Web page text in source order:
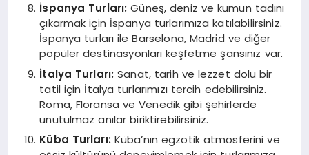
İspanya Turları: Güneş, deniz ve kumun tadını
çıkarmak için İspanya turlarımıza katılabilirsiniz.
İspanya turları ile Barselona, Madrid ve diğer
popüler destinasyonları keşfetme şansınız var.
İtalya Turları: Sanat, tarih ve lezzet dolu bir
tatil için İtalya turlarımızı tercih edebilirsiniz.
Roma, Floransa ve Venedik gibi şehirlerde
unutulmaz anılar biriktirebilirsiniz.
Küba Turları: Küba’nın egzotik atmosferini ve